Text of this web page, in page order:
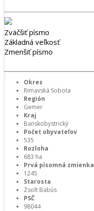
Zväčšiť písmo
Základná veľkosť
Zmenšiť písmo
Okres
Rimavská Sobota
Región
Gemer
Kraj
Banskobystrický
Počet obyvateľov
535
Rozloha
683 ha
Prvá písomná zmienka
1245
Starosta
Zsolt Babús
PSČ
98044